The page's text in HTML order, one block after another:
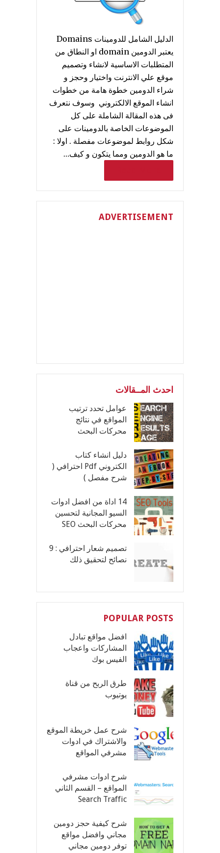
الدليل الشامل للدومينات Domains
يعتبر الدومين domain او النطاق من
المتطلبات الاساسية لانشاء وتصميم
موقع علي الانترنت واختيار وحجز و
شراء الدومين خطوة هامة من خطوات
انشاء الموقع الالكتروني وسوف نتعرف
فى هذه المقالة الشاملة على كل
الموضوعات الخاصة بالدومينات على
شكل روابط لموضوعات مفصلة . اولا :
ما هو الدومين ومما يتكون و كيف…
ADVERTISEMENT
احدث المــقالات
عوامل تحدد ترتيب
المواقع في نتائج
محركات البحث
دليل انشاء كتاب
الكتروني Pdf احترافي (
شرح مفصل )
14 اداة من افضل ادوات
السيو المجانية لتحسين
محركات البحث SEO
تصميم شعار احترافي : 9
نصائح لتحقيق ذلك
POPULAR POSTS
افضل مواقع تبادل
المشاركات واعجاب
الفيس بوك
طرق الربح من قناة
يوتيوب
شرح عمل خريطة الموقع
والاشتراك في ادوات
مشرفي المواقع
شرح ادوات مشرفي
المواقع – القسم الثاني
Search Traffic
شرح كيفية حجز دومين
مجاني وافضل مواقع
توفر دومين مجاني